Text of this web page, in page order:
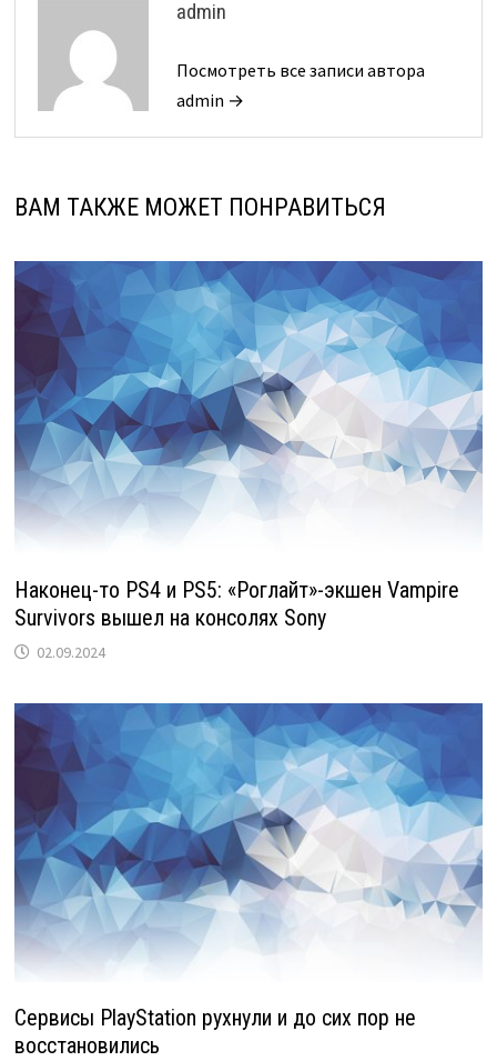
admin
Посмотреть все записи автора
admin →
ВАМ ТАКЖЕ МОЖЕТ ПОНРАВИТЬСЯ
Наконец-то PS4 и PS5: «Роглайт»-экшен Vampire
Survivors вышел на консолях Sony
02.09.2024
Сервисы PlayStation рухнули и до сих пор не
восстановились